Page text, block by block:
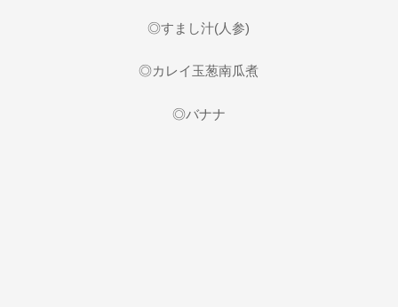
◎すまし汁(人参)
◎カレイ玉葱南瓜煮
◎バナナ